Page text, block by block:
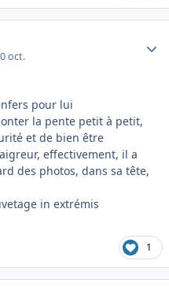
oct.
pour lui
la pente petit à petit,
et de bien être
effectivement, il a
des photos, dans sa tête,
in extrémis
1